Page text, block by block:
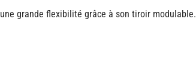
grande flexibilité grâce à son tiroir modulable.